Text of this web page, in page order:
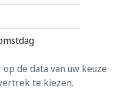
de data van uw keuze
te kiezen.